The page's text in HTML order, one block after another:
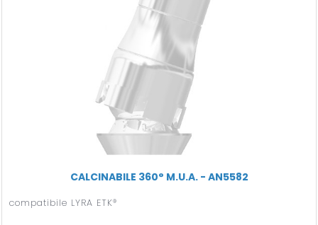
CALCINABILE 360° M.U.A. - AN5582
compatibile LYRA ETK®